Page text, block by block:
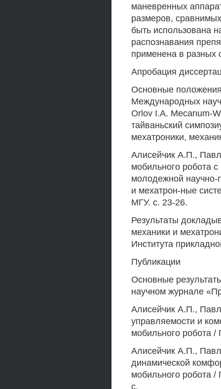
маневренных
размеров,
быть использована
распознавания
применена в разных
Апробация
Основные
Международных
Orlov I.A. Mecanum-
тайваньский
мехатроники,
Алисейчик А.П.,
мобильного робота
молодежной научно-
и мехатрон-ные
МГУ. с. 23-26.
Результаты
механики и
Института
Публикации
Основные
научном журнале
Алисейчик А.П.,
управляемости и
мобильного робота
Алисейчик А.П.,
динамической
мобильного
с.